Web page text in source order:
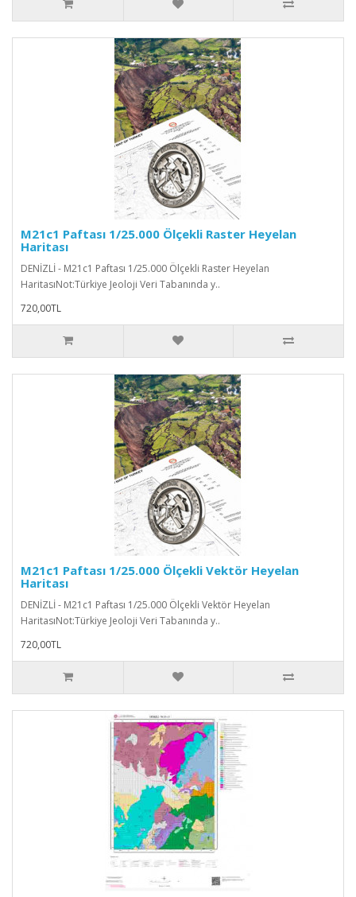
M21c1 Paftası 1/25.000 Ölçekli Raster Heyelan
Haritası
DENİZLİ - M21c1 Paftası 1/25.000 Ölçekli Raster Heyelan
HaritasıNot:Türkiye Jeoloji Veri Tabanında y..
720,00TL
M21c1 Paftası 1/25.000 Ölçekli Vektör Heyelan
Haritası
DENİZLİ - M21c1 Paftası 1/25.000 Ölçekli Vektör Heyelan
HaritasıNot:Türkiye Jeoloji Veri Tabanında y..
720,00TL